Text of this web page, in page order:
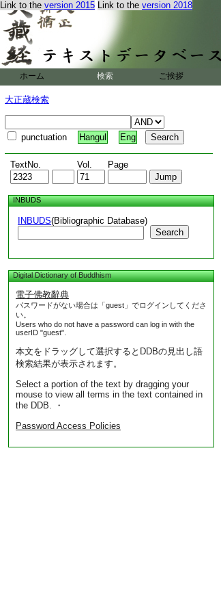
Link to the version 2015 Link to the version 2018
ホーム 検索 ご挨拶
大正蔵検索
punctuation Hangul Eng
TextNo. Vol. Page
INBUDS
INBUDS(Bibliographic Database)
Search
Digital Dictionary of Buddhism
電子佛教辭典
パスワードがない場合は「guest」でログインしてくださ
い。
Users who do not have a password can log in with the
userID "guest".
本文をドラッグして選択するとDDBの見出し語
検索結果が表示されます。
Select a portion of the text by dragging your
mouse to view all terms in the text contained in
the DDB. ・
Password Access Policies